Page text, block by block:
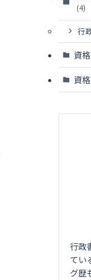
(4)
行
資
資
行政
てい
グ歴